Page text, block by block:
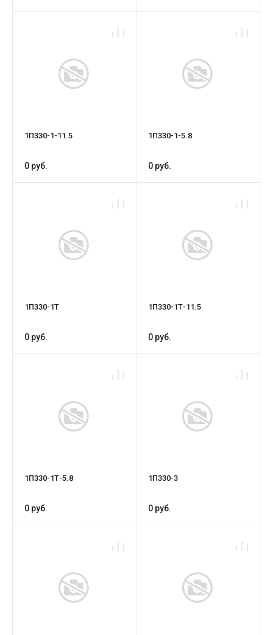
1П330-1-11.5
0 руб.
1П330-1-5.8
0 руб.
1П330-1Т
0 руб.
1П330-1Т-11.5
0 руб.
1П330-1Т-5.8
0 руб.
1П330-3
0 руб.